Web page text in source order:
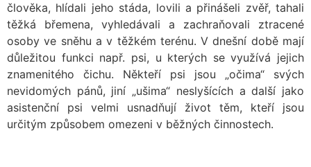
člověka, hlídali jeho stáda, lovili a přinášeli zvěř, tahali
těžká břemena, vyhledávali a zachraňovali ztracené
osoby ve sněhu a v těžkém terénu. V dnešní době mají
důležitou funkci např. psi, u kterých se využívá jejich
znamenitého čichu. Někteří psi jsou „očima“ svých
nevidomých pánů, jiní „ušima“ neslyšících a další jako
asistenční psi velmi usnadňují život těm, kteří jsou
určitým způsobem omezeni v běžných činnostech.